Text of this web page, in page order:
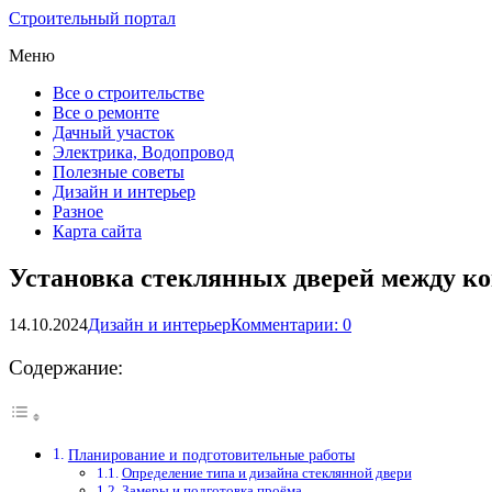
Строительный портал
Меню
Все о строительстве
Все о ремонте
Дачный участок
Электрика, Водопровод
Полезные советы
Дизайн и интерьер
Разное
Карта сайта
Установка стеклянных дверей между
14.10.2024Дизайн и интерьерКомментарии: 0
Содержание:
Планирование и подготовительные работы
Определение типа и дизайна стеклянной двери